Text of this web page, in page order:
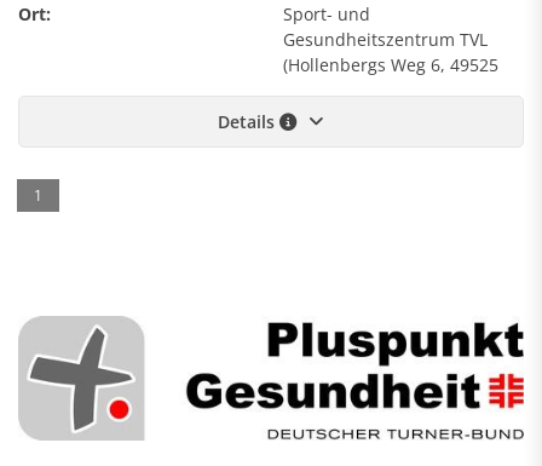
Ort:
Sport- und
Gesundheitszentrum TVL
(Hollenbergs Weg 6, 49525
Details
1